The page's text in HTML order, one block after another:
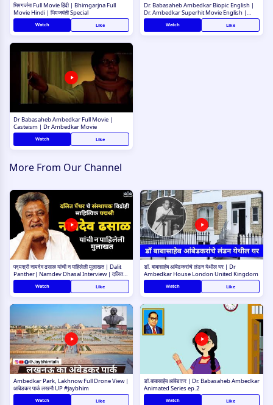
भिमगर्जना Full Movie हिंदी | Bhimgarjna Full
Movie Hindi | भिमजयंती Special
Watch Like
Dr. Babasaheb Ambedkar Biopic English |
Dr. Ambedkar Superhit Movie English |
Jaybhimtalk TV
Watch Like
Dr Babasaheb Ambedkar Full Movie |
Casteism | Dr Ambedkar Movie
Watch Like
More From Our Channel
पद्मश्री नामदेव ढसाळ यांची न पाहिलेली मुलाखत | Dalit
Panther| Namdev Dhasal Interview | दलित
साहित्य
Watch Like
डॉ. बाबासाहेब आंबेडकरांचे लंडन येथील घर | Dr
Ambedkar House London United Kingdom
Watch Like
Ambedkar Park, Lakhnow Full Drone View |
आंबेडकर पार्क लखनौ UP #jaybhim
Watch Like
डॉ.बाबासाहेब आंबेडकर | Dr. Babasaheb Ambedkar
Animated Series ep.2
Watch Like